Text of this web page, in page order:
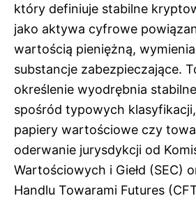
który definiuje stabilne
jako aktywa cyfrowe
wartością pieniężną,
substancje zabezpieczające.
określenie wyodrębnia
spośród typowych
papiery wartościowe czy
oderwanie jurysdykcji od
Wartościowych i Giełd (SEC)
Handlu Towarami Futures